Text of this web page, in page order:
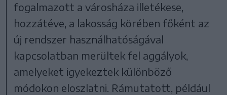
fogalmazott a városháza illetékese,
hozzátéve, a lakosság körében főként az
új rendszer használhatóságával
kapcsolatban merültek fel aggályok,
amelyeket igyekeztek különböző
módokon eloszlatni. Rámutatott, például